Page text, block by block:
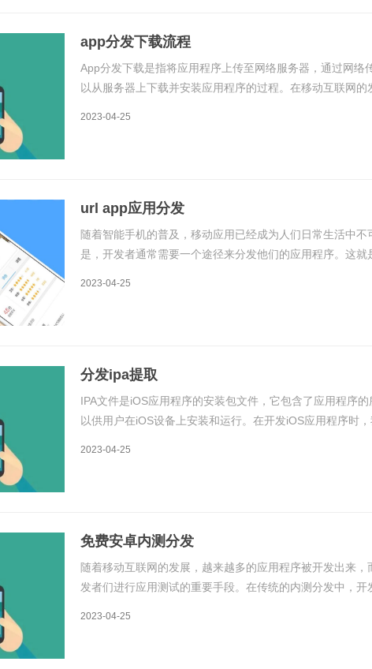
app分发下载流程
App分发下载是指将应用程序上传至网络服务器，通过网络
以从服务器上下载并安装应用程序的过程。在移动互联网
载已经成为了应用程序推广和传播的重要途径之一。App分
2023-04-25
url app应用分发
随着智能手机的普及，移动应用已经成为人们日常生活中不
是，开发者通常需要一个途径来分发他们的应用程序。这就
应用分发是指将应用程序分发给最终用户的过程。在本文中
2023-04-25
分发ipa提取
IPA文件是iOS应用程序的安装包文件，它包含了应用程序的
以供用户在iOS设备上安装和运行。在开发iOS应用程序时
序打包成IPA文件，然后通过分发方式将其提供给用户下载
2023-04-25
免费安卓内测分发
随着移动互联网的发展，越来越多的应用程序被开发出来，
发者们进行应用测试的重要手段。在传统的内测分发中，开
务器、编写代码等等，非常繁琐。而现在，免费的安卓内测
2023-04-25